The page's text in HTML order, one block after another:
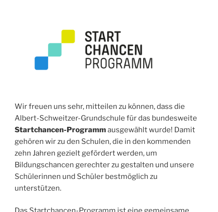
Wir freuen uns sehr, mitteilen zu können, dass die
Albert-Schweitzer-Grundschule für das bundesweite
Startchancen-Programmausgewählt wurde! Damit
gehören wir zu den Schulen, die in den kommenden
zehn Jahren gezielt gefördert werden, um
Bildungschancen gerechter zu gestalten und unsere
Schülerinnen und Schüler bestmöglich zu
unterstützen.